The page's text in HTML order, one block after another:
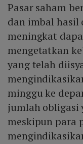
Pasar saham
dan imbal hasil
meningkat
mengetatkan
yang telah
minggu ke
jumlah obligasi
meskipun para